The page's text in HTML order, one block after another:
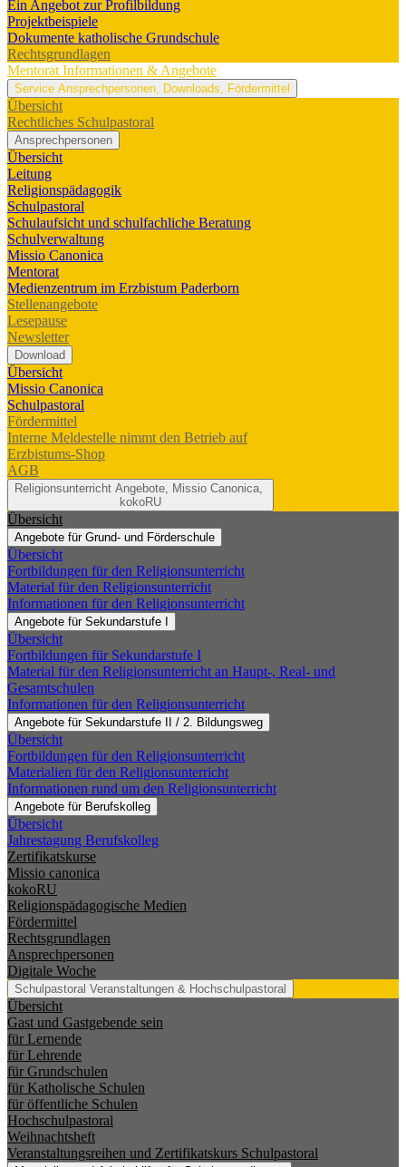
Ein Angebot zur Profilbildung
Projektbeispiele
Dokumente katholische Grundschule
Rechtsgrundlagen
Mentorat Informationen & Angebote
Service Ansprechpersonen, Downloads, Fördermittel
Übersicht
Rechtliches Schulpastoral
Ansprechpersonen
Übersicht
Leitung
Religionspädagogik
Schulpastoral
Schulaufsicht und schulfachliche Beratung
Schulverwaltung
Missio Canonica
Mentorat
Medienzentrum im Erzbistum Paderborn
Stellenangebote
Lesepause
Newsletter
Download
Übersicht
Missio Canonica
Schulpastoral
Fördermittel
Interne Meldestelle nimmt den Betrieb auf
Erzbistums-Shop
AGB
Religionsunterricht Angebote, Missio Canonica,
kokoRU
Übersicht
Angebote für Grund- und Förderschule
Übersicht
Fortbildungen für den Religionsunterricht
Material für den Religionsunterricht
Informationen für den Religionsunterricht
Angebote für Sekundarstufe I
Übersicht
Fortbildungen für Sekundarstufe I
Material für den Religionsunterricht an Haupt-, Real- und
Gesamtschulen
Informationen für den Religionsunterricht
Angebote für Sekundarstufe II / 2. Bildungsweg
Übersicht
Fortbildungen für den Religionsunterricht
Materialien für den Religionsunterricht
Informationen rund um den Religionsunterricht
Angebote für Berufskolleg
Übersicht
Jahrestagung Berufskolleg
Zertifikatskurse
Missio canonica
kokoRU
Religionspädagogische Medien
Fördermittel
Rechtsgrundlagen
Ansprechpersonen
Digitale Woche
Schulpastoral Veranstaltungen & Hochschulpastoral
Übersicht
Gast und Gastgebende sein
für Lernende
für Lehrende
für Grundschulen
für Katholische Schulen
für öffentliche Schulen
Hochschulpastoral
Weihnachtsheft
Veranstaltungsreihen und Zertifikatskurs Schulpastoral